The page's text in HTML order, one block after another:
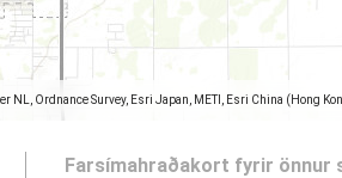
NL, Ordnance Survey, Esri Japan, METI, Esri China (Hong
Farsímahraðakort fyrir önnur